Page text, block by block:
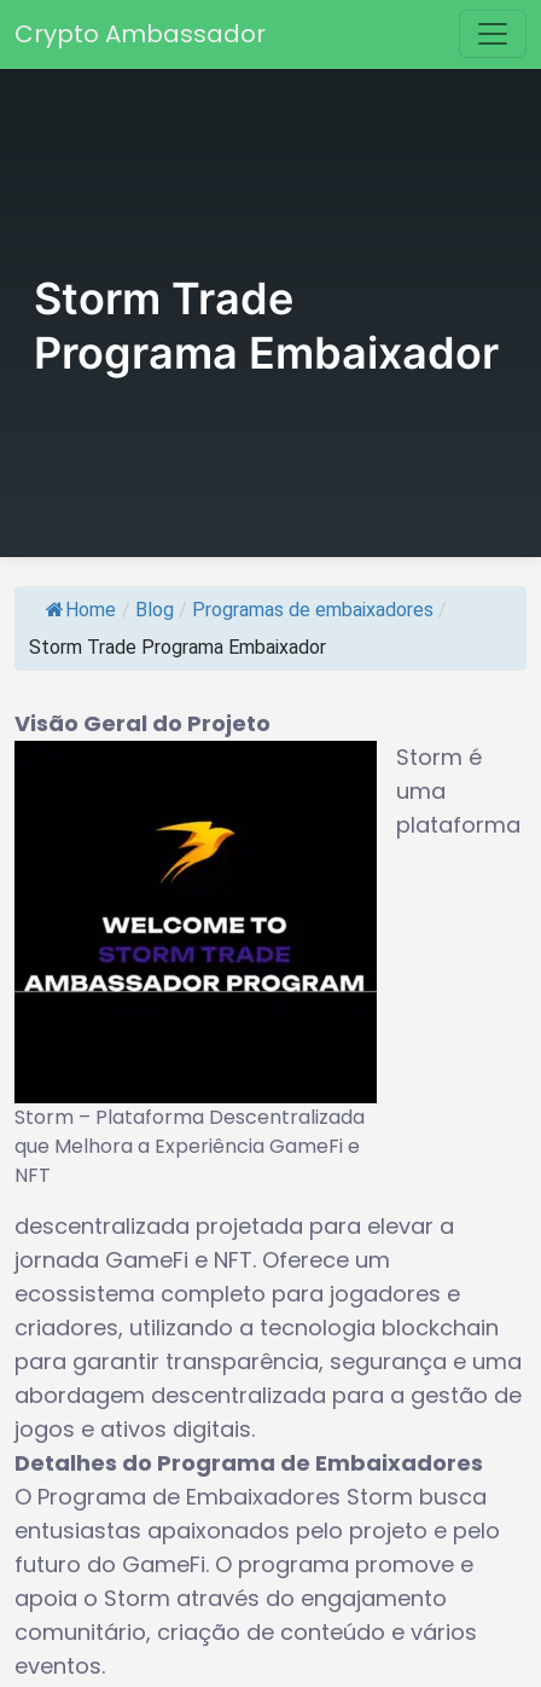
Navegação principal
Crypto Ambassador
Storm Trade
Programa Embaixador
Home / Blog / Programas de embaixadores /
Storm Trade Programa Embaixador
Visão Geral do Projeto
Storm – Plataforma Descentralizada
que Melhora a Experiência GameFi e
NFT
Storm é
uma
plataforma
descentralizada projetada para elevar a
jornada GameFi e NFT. Oferece um
ecossistema completo para jogadores e
criadores, utilizando a tecnologia blockchain
para garantir transparência, segurança e uma
abordagem descentralizada para a gestão de
jogos e ativos digitais.
Detalhes do Programa de Embaixadores
O Programa de Embaixadores Storm busca
entusiastas apaixonados pelo projeto e pelo
futuro do GameFi. O programa promove e
apoia o Storm através do engajamento
comunitário, criação de conteúdo e vários
eventos.